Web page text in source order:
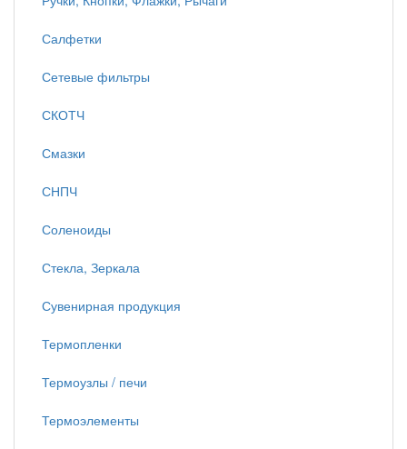
Салфетки
Сетевые фильтры
СКОТЧ
Смазки
СНПЧ
Соленоиды
Стекла, Зеркала
Сувенирная продукция
Термопленки
Термоузлы / печи
Термоэлементы